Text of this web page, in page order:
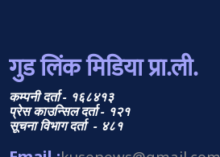
गुड लिंक मिडिया प्रा.ली.
कम्पनी दर्ता - १६८४१३
प्रेस काउन्सिल दर्ता - १२१
सूचना विभाग दर्ता - ४८१